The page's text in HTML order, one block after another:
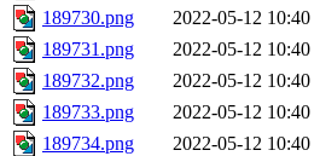
189730.png
2022-05-12 10:40
189731.png
2022-05-12 10:40
189732.png
2022-05-12 10:40
189733.png
2022-05-12 10:40
189734.png
2022-05-12 10:40